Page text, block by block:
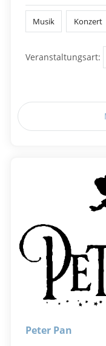
Musik Konzert
Veranstaltungsart:
Peter Pan